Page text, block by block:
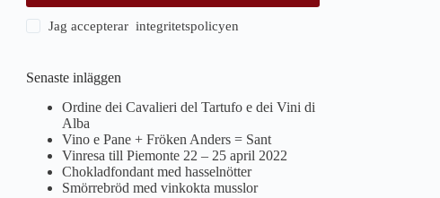
Jag accepterar integritetspolicyen
Senaste inläggen
Ordine dei Cavalieri del Tartufo e dei Vini di
Alba
Vino e Pane + Fröken Anders = Sant
Vinresa till Piemonte 22 – 25 april 2022
Chokladfondant med hasselnötter
Smörrebröd med vinkokta musslor